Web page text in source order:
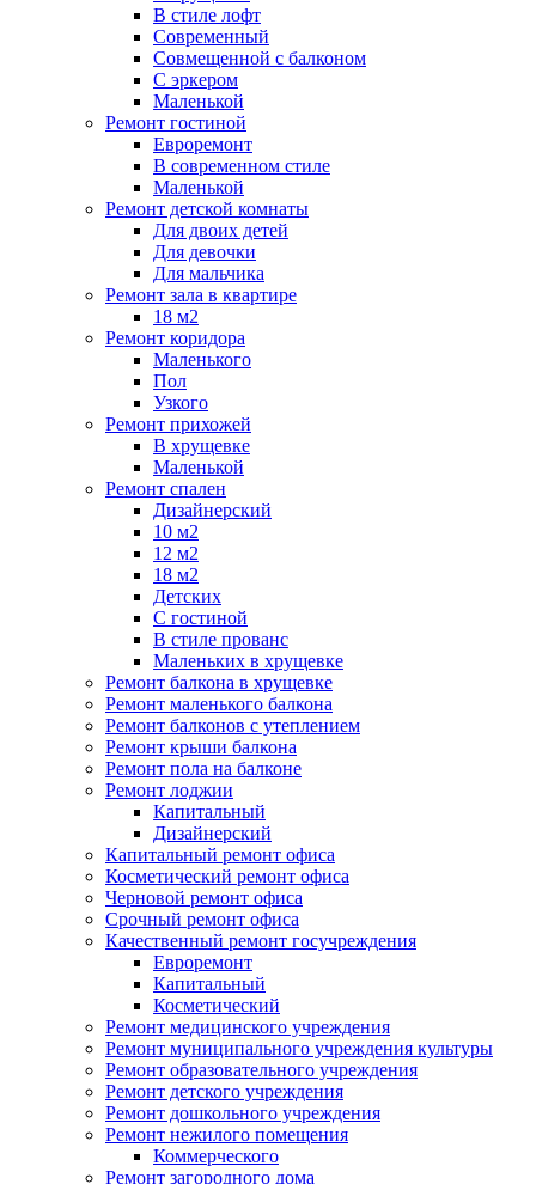
В стиле лофт
Современный
Совмещенной с балконом
С эркером
Маленькой
Ремонт гостиной
Евроремонт
В современном стиле
Маленькой
Ремонт детской комнаты
Для двоих детей
Для девочки
Для мальчика
Ремонт зала в квартире
18 м2
Ремонт коридора
Маленького
Пол
Узкого
Ремонт прихожей
В хрущевке
Маленькой
Ремонт спален
Дизайнерский
10 м2
12 м2
18 м2
Детских
С гостиной
В стиле прованс
Маленьких в хрущевке
Ремонт балкона в хрущевке
Ремонт маленького балкона
Ремонт балконов с утеплением
Ремонт крыши балкона
Ремонт пола на балконе
Ремонт лоджии
Капитальный
Дизайнерский
Капитальный ремонт офиса
Косметический ремонт офиса
Черновой ремонт офиса
Срочный ремонт офиса
Качественный ремонт госучреждения
Евроремонт
Капитальный
Косметический
Ремонт медицинского учреждения
Ремонт муниципального учреждения культуры
Ремонт образовательного учреждения
Ремонт детского учреждения
Ремонт дошкольного учреждения
Ремонт нежилого помещения
Коммерческого
Ремонт загородного дома